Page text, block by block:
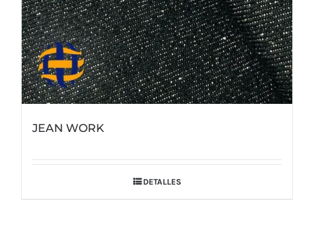
JEAN WORK
DETALLES